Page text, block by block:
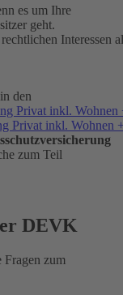
es um Ihre
geht.
Interessen
den
Privat inkl. Wohnen
Privat inkl. Wohnen
zum Teil
DEVK
zum